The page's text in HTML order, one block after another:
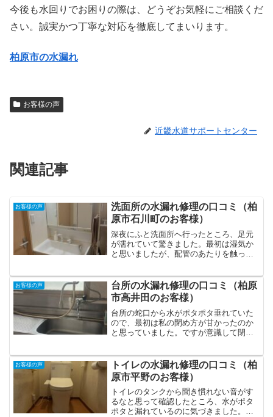
今後も水回りでお困りの際は、どうぞお気軽にご相談くだ
さい。誠実かつ丁寧な対応を徹底してまいります。
柏原市の水漏れ
お客様の声
近畿水道サポートセンター
関連記事
お客様の声
洗面所の水漏れ修理の口コミ（柏
原市石川町のお客様）
深夜にふと洗面所へ行ったところ、足元
が濡れていて驚きました。最初は湿気か
と思いましたが、配管のあたりを触って
だったので翌朝まで待つか悩みました
が、被害が広がるのが怖くて...
お客様の声
台所の水漏れ修理の口コミ（柏原
市高井田のお客様）
台所の蛇口から水がポタポタ垂れていた
ので、最初は私の閉め方が甘かったのか
と思っていました。ですが意識して閉め
とにしました。調べてもらったところ、
蛇口内部の部品が破損して...
お客様の声
トイレの水漏れ修理の口コミ（柏
原市平野のお客様）
トイレのタンクから聞き慣れない音がす
るなと思って確認したところ、水がポタ
ポタと漏れているのに気づきました。最